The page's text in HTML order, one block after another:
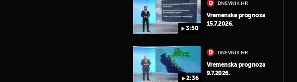
3:50
DNEVNIK.HR
Vremenska prognoza
15.7.2026.
2:36
DNEVNIK.HR
Vremenska prognoza
9.7.2026.